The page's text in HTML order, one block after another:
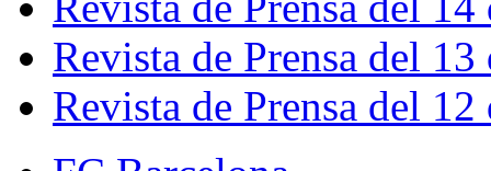
Revista de Prensa del
Revista de Prensa del